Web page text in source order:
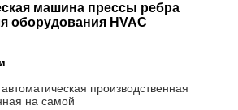
машина прессы ребра
оборудования HVAC
производственная
на самой